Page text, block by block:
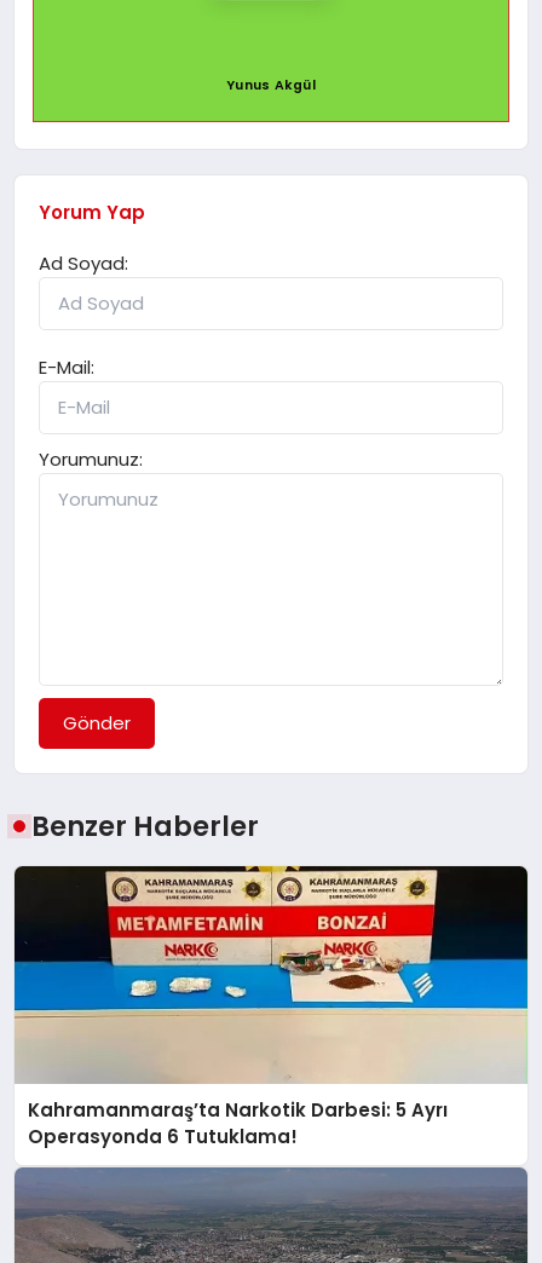
Yunus Akgül
Yorum Yap
Ad Soyad:
E-Mail:
Yorumunuz:
Gönder
Benzer Haberler
Kahramanmaraş’ta Narkotik Darbesi: 5 Ayrı
Operasyonda 6 Tutuklama!